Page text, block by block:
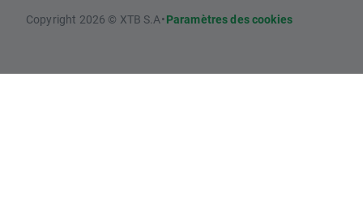
Copyright 2026 © XTB S.A•Paramètres des cookies